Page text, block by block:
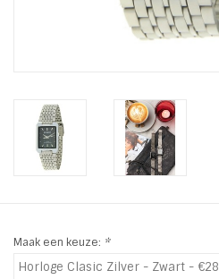
Blog
Maak een keuze: *